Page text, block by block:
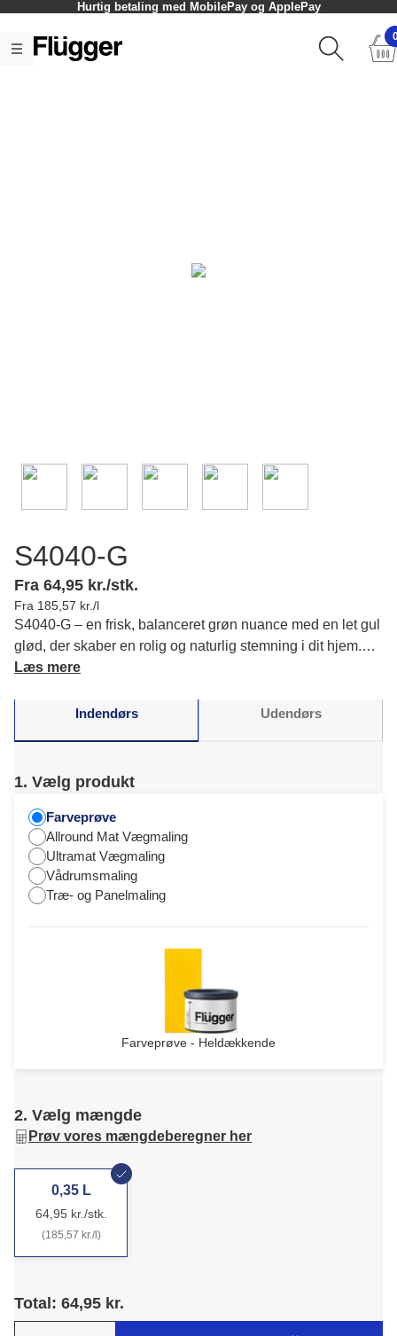
Hurtig betaling med MobilePay og ApplePay
S4040-G
Fra 64,95 kr./stk.
Fra 185,57 kr./l
S4040-G – en frisk, balanceret grøn nuance med en let gul
glød, der skaber en rolig og naturlig stemning i dit hjem.
Læs mere om farvens karakter og matchende farver.
Læs mere
Indendørs Udendørs
1. Vælg produkt
Farveprøve
Allround Mat Vægmaling
Ultramat Vægmaling
Vådrumsmaling
Træ- og Panelmaling
Farveprøve - Heldækkende
2. Vælg mængde
Prøv vores mængdeberegner her
0,35 L
64,95 kr./stk.
(185,57 kr./l)
Total: 64,95 kr.